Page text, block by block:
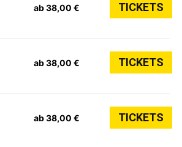
ab 38,00 € TICKETS
ab 38,00 € TICKETS
ab 38,00 € TICKETS